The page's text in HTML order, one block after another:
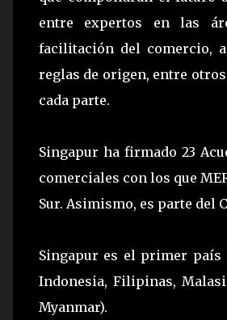
entre expertos en las
facilitación del comercio,
reglas de origen, entre
cada parte.
Singapur ha firmado 23
comerciales con los que
Sur. Asimismo, es parte del
Singapur es el primer país
Indonesia, Filipinas,
Myanmar).